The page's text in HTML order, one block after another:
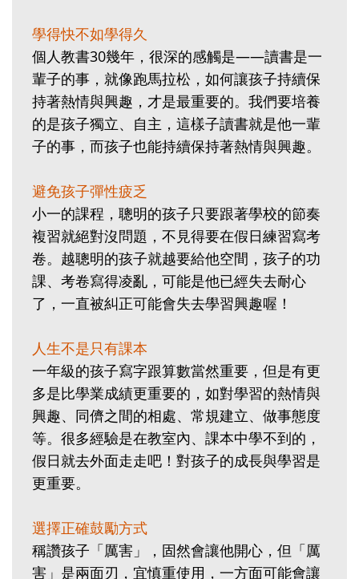
學得快不如學得久
個人教書30幾年，很深的感觸是——讀書是一
輩子的事，就像跑馬拉松，如何讓孩子持續保
持著熱情與興趣，才是最重要的。我們要培養
的是孩子獨立、自主，這樣子讀書就是他一輩
子的事，而孩子也能持續保持著熱情與興趣。
避免孩子彈性疲乏
小一的課程，聰明的孩子只要跟著學校的節奏
複習就絕對沒問題，不見得要在假日練習寫考
卷。越聰明的孩子就越要給他空間，孩子的功
課、考卷寫得凌亂，可能是他已經失去耐心
了，一直被糾正可能會失去學習興趣喔！
人生不是只有課本
一年級的孩子寫字跟算數當然重要，但是有更
多是比學業成績更重要的，如對學習的熱情與
興趣、同儕之間的相處、常規建立、做事態度
等。很多經驗是在教室內、課本中學不到的，
假日就去外面走走吧！對孩子的成長與學習是
更重要。
選擇正確鼓勵方式
稱讚孩子「厲害」，固然會讓他開心，但「厲
害」是兩面刃，宜慎重使用，一方面可能會讓